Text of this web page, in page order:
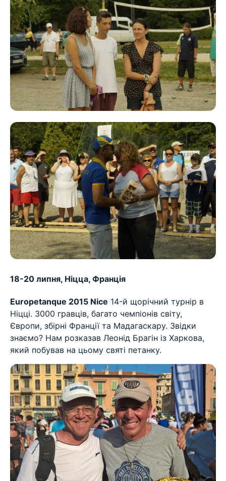
18-20 липня, Ніцца, Франція
Europetanque 2015 Nice 14-й щорічний турнір в
Ніцці. 3000 гравців, багато чемпіонів світу,
Європи, збірні Франції та Мадагаскару. Звідки
знаємо? Нам розказав Леонід Брагін із Харкова,
який побував на цьому святі петанку.